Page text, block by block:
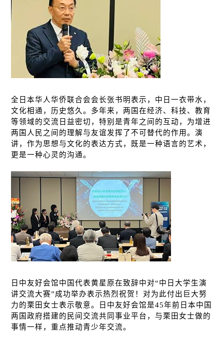
全日本华 人 华侨联合会会长张书 明表示，中日一衣带水，
文化相通， 历 史悠久。多年来，两国在经济、科技、教育
等领域的交流日益密切，特别是青年之 间 的互 动 ， 为增进
两国人民之 间 的理解与友谊发挥 了不可替代的作用。演
讲 ，作为思想与文化的表达方式，既是一种语言的艺术 ，
更是一种心灵的沟通。
日中友好会馆中国代表黄星原在致辞中对“中日大学生演
讲交流大赛”成功举办表示热烈祝贺 ！ 对为此付出巨大努
力的栗田女士表示敬意。日中友好会馆是45年前日本中国
两国政府搭建的民间 交流共同事业平台，与栗田女士做的
事情一样 ，重点推动青少年交流。